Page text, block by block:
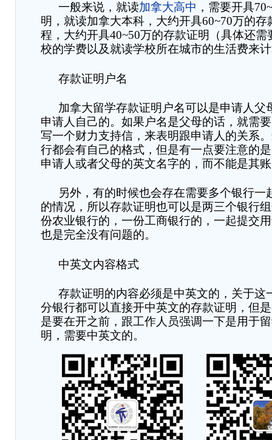
一般来说，就读加拿大高中 ，需要开具
明，就读加拿大本科，大约开具60~70万的存
程，大约开具40~50万的存款证明（具体还需
校的学费以及就读学校所在城市的生活费来
存款证明户名
加拿大留学存款证明户名可以是申请人父
申请人自己的。如果户名是父母的话，就需
写一个财力支持信，来表明跟申请人的关系
行都会有自己的格式，但是有一点要注意的
申请人或者父母的英文名字的，而不能是其
另外，有的时候也会存在需要多个银行一
的情况，所以存款证明也可以是两三个银行
份农业银行的，一份工商银行的，一起提交
也是完全没有问题的。
中英文内容格式
存款证明的内容必须是中英文的，关于这
分银行都可以直接开中英文的存款证明，但
是要在开之前，跟工作人员强调一下是用于
明，需要中英文的。